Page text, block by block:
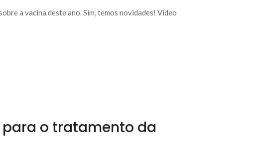
a vacina deste ano. Sim, temos novidades! Vídeo
o tratamento da